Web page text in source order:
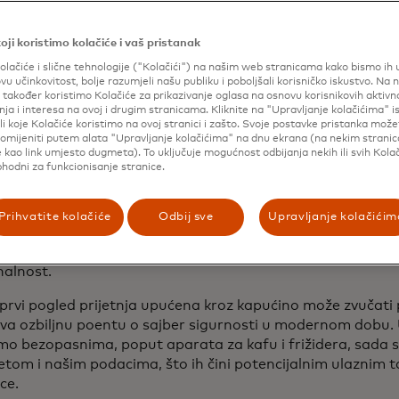
godina, pametni uređaji su postali popularni. Sada su
domu povezani na Wi-Fi i mogu vam pomoći u
novih namirnica ili pripremi šoljice kafe za vas ujutro.
i prednosti, sajber kriminalci ih mogu iskoristiti
o vašem životu. Na primjer, 2015. godine
frižiderukoja je napadačima omogućavala
ovu ranjivost, hakeri su mogli pristupiti ne samo e-
povezanim računima.
nisu u pitanju samo pametni frižideri - sve što je
Nedavno, 2020. godine, istraživač sigurnosti Martin
aparati za kafu mogu hakirati radi isporuke ransomwarea
prvi pogled prijetnja upućena kroz kapućino može
ozbiljnu poentu o sajber sigurnosti u modernom dobu.
bezopasnima, poput aparata za kafu i frižidera, sada
i našim podacima, što ih čini potencijalnim ulaznim
koristimo kolačiće i vaš pristanak
i slične tehnologije ("Kolačići") na našim web stranicama kako bismo ih
učinkovitost, bolje razumjeli našu publiku i poboljšali korisničko iskustvo. Na
koristimo Kolačiće za prikazivanje oglasa na osnovu korisnikovih
i interesa na ovoj i drugim stranicama. Kliknite na "Upravljanje kolačićima"
koje Kolačiće koristimo na ovoj stranici i zašto. Svoje postavke pristanka
putem alata "Upravljanje kolačićima" na dnu ekrana (na nekim
kao link umjesto dugmeta). To uključuje mogućnost odbijanja nekih ili svih
za funkcionisanje stranice.
Prihvatite kolačiće Odbij sve Upravljanje